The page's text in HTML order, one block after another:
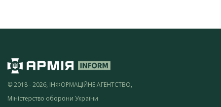
© 2018 - 2026, ІНФОРМАЦІЙНЕ АГЕНТСТВО,
Міністерство оборони України